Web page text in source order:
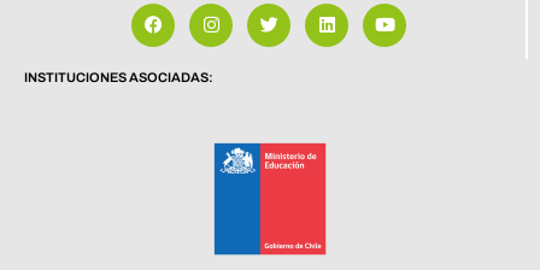
INSTITUCIONES ASOCIADAS: